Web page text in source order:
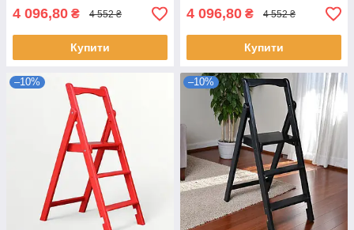
4 096,80 ₴ 4 552 ₴
Купити
4 096,80 ₴ 4 552 ₴
Купити
–10% –10%